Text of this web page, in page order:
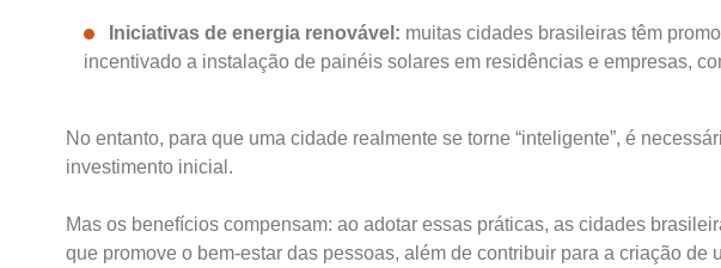
Iniciativas de energia renovável: muitas cidades brasileiras têm
incentivado a instalação de painéis solares em residências e empresas,
No entanto, para que uma cidade realmente se torne “inteligente”, é
investimento inicial.
Mas os benefícios compensam: ao adotar essas práticas, as cidades
que promove o bem-estar das pessoas, além de contribuir para a criação de